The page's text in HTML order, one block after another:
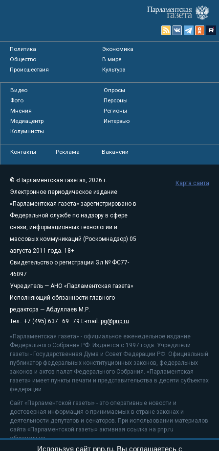
Политика
Экономика
Общество
В мире
Происшествия
Культура
Видео
Опросы
Фото
Персоны
Мнения
Регионы
Медиацентр
Интервью
Колумнисты
Контакты Реклама Вакансии
© «Парламентская газета», 2026 г.
Электронное периодическое издание
«Парламентская газета» зарегистрировано в
Федеральной службе по надзору в сфере
связи, информационных технологий и
массовых коммуникаций (Роскомнадзор) 05
августа 2011 года. 18+
Свидетельство о регистрации Эл № ФС77-
46097
Учредитель — АНО «Парламентская газета»
Исполняющий обязанности главного
редактора — Абдуллаев М.Р.
Тел.: +7 (495) 637–69–79 E-mail: pg@pnp.ru
«Парламентская газета» - официальное еженедельное издание
Федерального Собрания РФ. Издается с 1997 года. Учредители
газеты - Государственная Дума и Совет Федерации РФ. Официальный
публикатор федеральных конституционных законов, федеральных
законов и актов палат Федерального Собрания. «Парламентская
газета» имеет пункты печати и представительства в десяти субъектах
федерации.
Сайт «Парламентской газеты» - это оперативные новости и
достоверная информация о принимаемых в стране законах и
деятельности депутатов и сенаторов. При использовании материалов
сайта «Парламентской газеты» активная ссылка на pnp.ru
обязательна.
Карта сайта
Используя сайт pnp.ru, Вы соглашаетесь с